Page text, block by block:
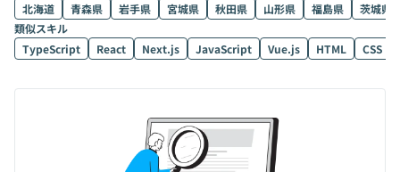
北海道
青森県 岩手県 宮城県 秋田県 山形県 福島県
茨城県
類似スキル
TypeScript
React Next.js JavaScript Vue.js HTML CSS